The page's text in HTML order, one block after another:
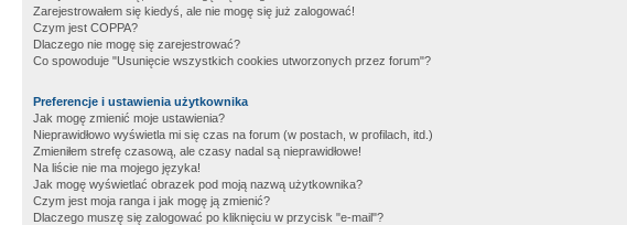
Zarejestrowałem się kiedyś, ale nie mogę się już zalogować!
Czym jest COPPA?
Dlaczego nie mogę się zarejestrować?
Co spowoduje "Usunięcie wszystkich cookies utworzonych przez forum"?
Preferencje i ustawienia użytkownika
Jak mogę zmienić moje ustawienia?
Nieprawidłowo wyświetla mi się czas na forum (w postach, w profilach, itd.)
Zmieniłem strefę czasową, ale czasy nadal są nieprawidłowe!
Na liście nie ma mojego języka!
Jak mogę wyświetlać obrazek pod moją nazwą użytkownika?
Czym jest moja ranga i jak mogę ją zmienić?
Dlaczego muszę się zalogować po kliknięciu w przycisk "e-mail"?